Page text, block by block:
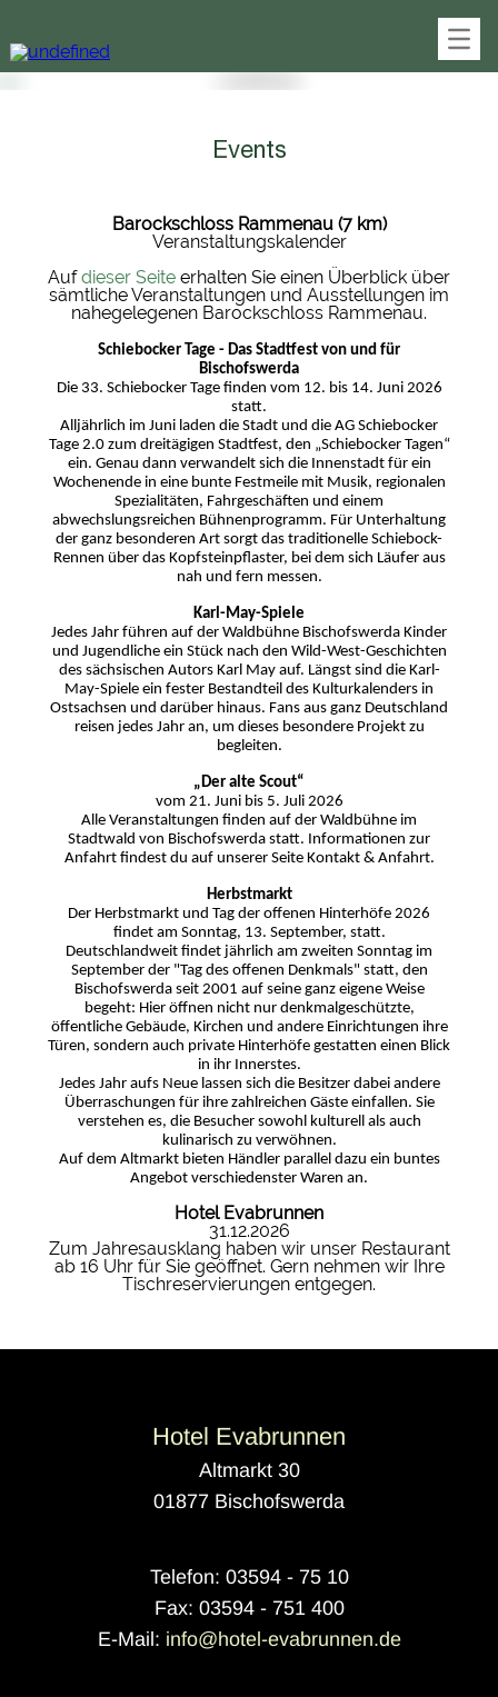
Startseite
Arrangements
Speisekarte
Bischofswerda
Stadthistorie
Events
Ausflugsziele
Albrechtsburg Meissen
Barockschloss Rammenau
Bautzen
Berggasthof Pichobauden
Damastmuseum Grossschönau
Dresden
Festung Königstein
Kelchsteine bei Oybin
Kloster Sankt Marienstern
Kloster St. Marienthal
Kulturinsel Einsiedel
Kurort Rathen
Mariba Erlebnisbad
Masseneibad Grossröhrsdorf
Reiterhaus Neusalza-Spremberg
Sächsische Schweiz
Schloss Weesenstein
Anfahrt
Kontakt
Testseite
Datenschutz
Neue Seite
Events
Barockschloss Rammenau (7 km)
Veranstaltungskalender
Aufdieser Seite erhalten Sie einen Überblick über
sämtliche Veranstaltungen und Ausstellungen im
nahegelegenen Barockschloss Rammenau.
Schiebocker Tage - Das Stadtfest von und für
Bischofswerda
Die 33. Schiebocker Tage finden vom 12. bis 14. Juni 2026
statt.
Alljährlich im Juni laden die Stadt und die AG Schiebocker
Tage 2.0 zum dreitägigen Stadtfest, den „Schiebocker Tagen“
ein. Genau dann verwandelt sich die Innenstadt für ein
Wochenende in eine bunte Festmeile mit Musik, regionalen
Spezialitäten, Fahrgeschäften und einem
abwechslungsreichen Bühnenprogramm. Für Unterhaltung
der ganz besonderen Art sorgt das traditionelle Schiebock-
Rennen über das Kopfsteinpflaster, bei dem sich Läufer aus
nah und fern messen.
Karl-May-Spiele
Jedes Jahr führen auf der Waldbühne Bischofswerda Kinder
und Jugendliche ein Stück nach den Wild-West-Geschichten
des sächsischen Autors Karl May auf. Längst sind die Karl-
May-Spiele ein fester Bestandteil des Kulturkalenders in
Ostsachsen und darüber hinaus. Fans aus ganz Deutschland
reisen jedes Jahr an, um dieses besondere Projekt zu
begleiten.
„Der alte Scout“
vom 21. Juni bis 5. Juli 2026
Alle Veranstaltungen finden auf der Waldbühne im
Stadtwald von Bischofswerda statt. Informationen zur
Anfahrt findest du auf unserer Seite Kontakt & Anfahrt.
Herbstmarkt
Der Herbstmarkt und Tag der offenen Hinterhöfe 2026
findet am Sonntag, 13. September, statt.
Deutschlandweit findet jährlich am zweiten Sonntag im
September der "Tag des offenen Denkmals" statt, den
Bischofswerda seit 2001 auf seine ganz eigene Weise
begeht: Hier öffnen nicht nur denkmalgeschützte,
öffentliche Gebäude, Kirchen und andere Einrichtungen ihre
Türen, sondern auch private Hinterhöfe gestatten einen Blick
in ihr Innerstes.
Jedes Jahr aufs Neue lassen sich die Besitzer dabei andere
Überraschungen für ihre zahlreichen Gäste einfallen. Sie
verstehen es, die Besucher sowohl kulturell als auch
kulinarisch zu verwöhnen.
Auf dem Altmarkt bieten Händler parallel dazu ein buntes
Angebot verschiedenster Waren an.
Hotel Evabrunnen
31.12.2026
Zum Jahresausklang haben wir unser Restaurant
ab 16 Uhr für Sie geöffnet. Gern nehmen wir Ihre
Tischreservierungen entgegen.
Hotel Evabrunnen
Altmarkt 30
01877 Bischofswerda
Telefon: 03594 - 75 10
Fax: 03594 - 751 400
E-Mail: info@hotel-evabrunnen.de